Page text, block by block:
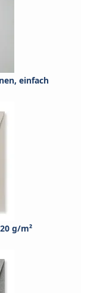
einfach
g/m²